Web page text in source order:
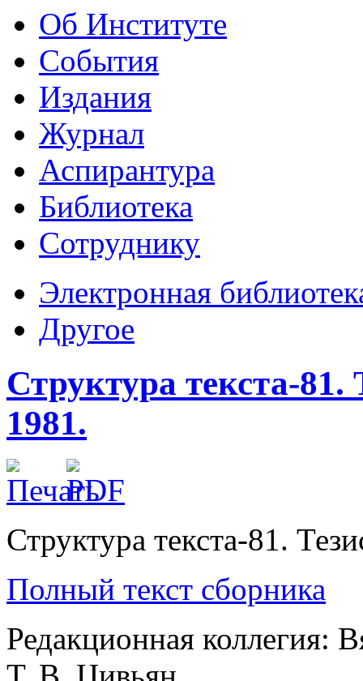
Об Институте
События
Издания
Журнал
Аспирантура
Библиотека
Сотруднику
Электронная
Другое
Структура текста-
1981.
Структура текста-81.
Полный текст сборника
Редакционная